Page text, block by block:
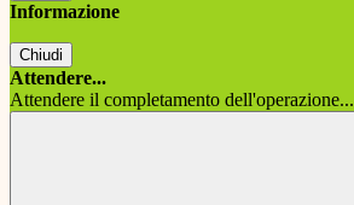
Informazione
Chiudi
Attendere...
Attendere il completamento dell'operazione...